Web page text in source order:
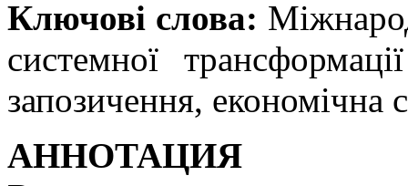
Ключові слова:
системної
запозичення, економічна
АННОТАЦИЯ